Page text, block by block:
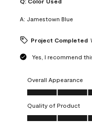
A: Jamestown Blue
Project Completed
Yes, I recommend
Overall Appearance
Overall Appearance,
Quality of Product
Quality of Product,